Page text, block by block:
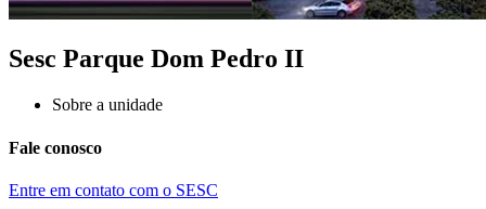
Sesc Parque Dom Pedro II
Sobre a unidade
Fale conosco
Entre em contato com o SESC